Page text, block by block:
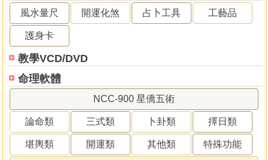
風水量尺 開運化煞 占卜工具 工藝品
護身卡
教學VCD/DVD
命理軟體
NCC-900 星僑五術
論命類 三式類 卜卦類 擇日類
堪輿類 開運類 其他類 特殊功能